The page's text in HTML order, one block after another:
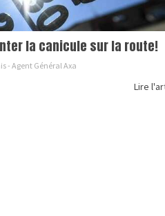
la canicule sur la route!
- Agent Général Axa
Lire